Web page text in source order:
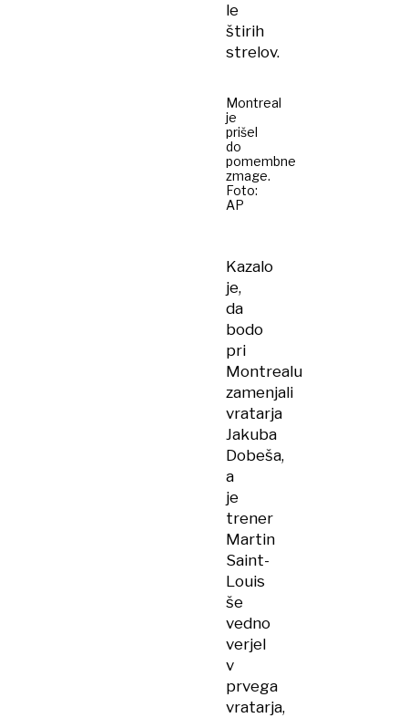
le
štirih
strelov.
Montreal
je
prišel
do
pomembne
zmage.
Foto:
AP
Kazalo
je,
da
bodo
pri
Montrealu
zamenjali
vratarja
Jakuba
Dobeša,
a
je
trener
Martin
Saint-
Louis
še
vedno
verjel
v
prvega
vratarja,